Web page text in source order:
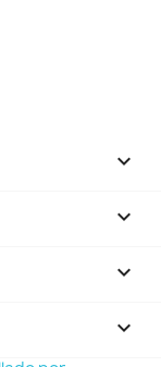



keyboard_arrow_down